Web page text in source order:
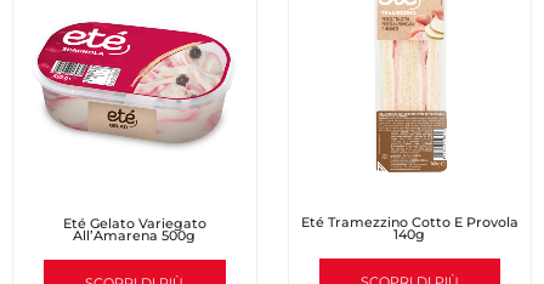
Eté Gelato Variegato
All’Amarena 500g
Eté Tramezzino Cotto E Provola
140g